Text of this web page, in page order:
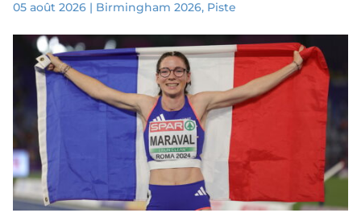
05 août 2026| Birmingham 2026, Piste